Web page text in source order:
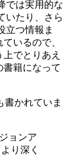
では実用的な
いたり、さら
立つ情報ま
いるので、
でとりあえ
籍になって
書かれていま
ョンア
り深く